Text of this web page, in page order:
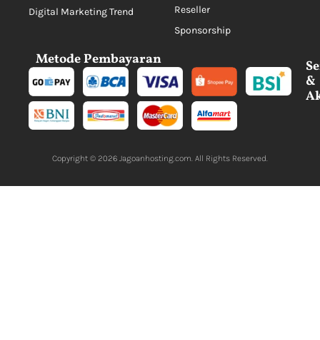
Digital Marketing Trend
Reseller
Sponsorship
Metode Pembayaran
&
Copyright © 2026 Jagoanhosting.com . All Rights Reserved.